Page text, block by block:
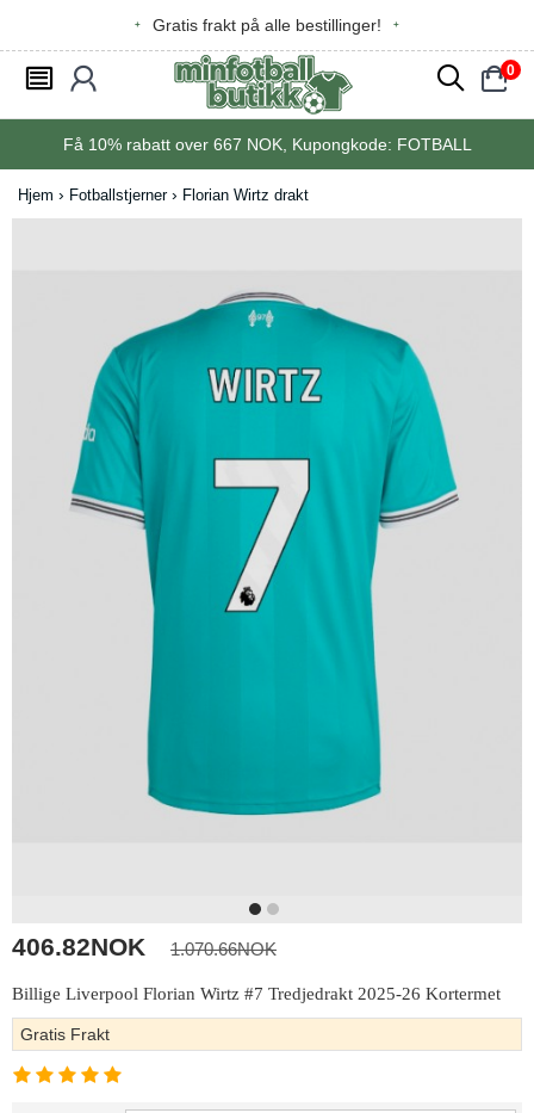
Gratis frakt på alle bestillinger!
󰂩 󰃳 󰂨 0
󰃠
Få 10%rabatt over 667 NOK, Kupongkode: FOTBALL
Hjem Fotballstjerner Florian Wirtz drakt
406.82NOK 1.070.66NOK
Billige Liverpool Florian Wirtz #7 Tredjedrakt 2025-26 Kortermet
Gratis Frakt